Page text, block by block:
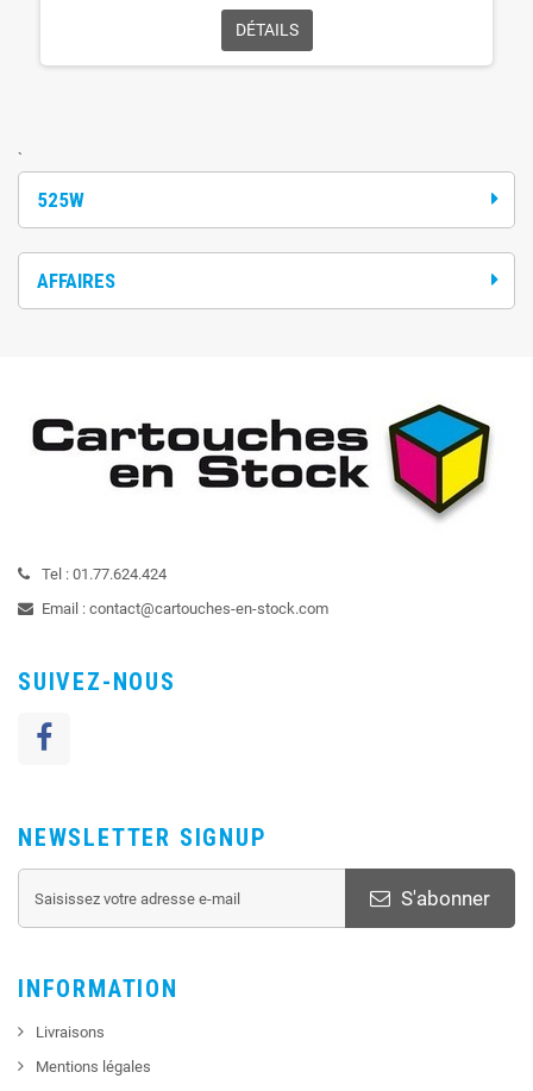
`
525W
AFFAIRES
DÉTAILS
Tel : 01.77.624.424
Email : contact@cartouches-en-stock.com
SUIVEZ-NOUS
NEWSLETTER SIGNUP
S'abonner
INFORMATION
Livraisons
Mentions légales